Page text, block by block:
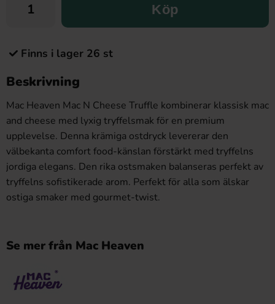
Köp
Finns i lager 26 st
Beskrivning
Mac Heaven Mac N Cheese Truffle kombinerar klassisk mac
and cheese med lyxig tryffelsmak för en premium
upplevelse. Denna krämiga ostdryck levererar den
välbekanta comfort food-känslan förstärkt med tryffelns
jordiga elegans. Den rika ostsmaken balanseras perfekt av
tryffelns sofistikerade arom. Perfekt för alla som älskar
ostiga smaker med gourmet-twist.
Se mer från Mac Heaven